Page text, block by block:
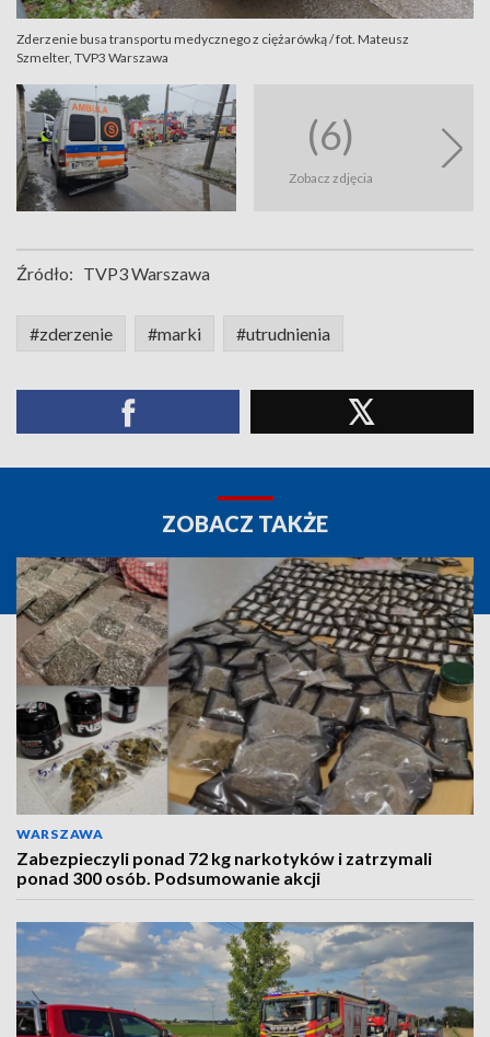
Zderzenie busa transportu medycznego z ciężarówką / fot. Mateusz
Szmelter, TVP3 Warszawa
(6)
Zobacz zdjęcia
Źródło: TVP3 Warszawa
#zderzenie #marki #utrudnienia
ZOBACZ TAKŻE
WARSZAWA
Zabezpieczyli ponad 72 kg narkotyków i zatrzymali
ponad 300 osób. Podsumowanie akcji